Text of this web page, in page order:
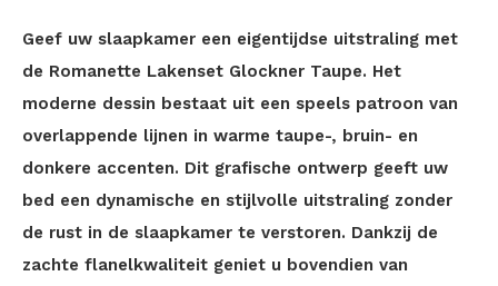
Geef uw slaapkamer een eigentijdse uitstraling met
de Romanette Lakenset Glockner Taupe. Het
moderne dessin bestaat uit een speels patroon van
overlappende lijnen in warme taupe-, bruin- en
donkere accenten. Dit grafische ontwerp geeft uw
bed een dynamische en stijlvolle uitstraling zonder
de rust in de slaapkamer te verstoren. Dankzij de
zachte flanelkwaliteit geniet u bovendien van